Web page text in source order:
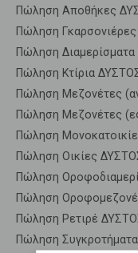
Πώληση Αποθήκες
Πώληση
Πώληση
Πώληση Κτίρια
Πώληση Μεζονέτες
Πώληση Μεζονέτες
Πώληση
Πώληση Οικίες
Πώληση
Πώληση
Πώληση Ρετιρέ
Πώληση